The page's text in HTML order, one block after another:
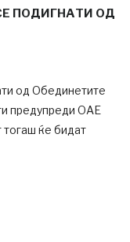
ПОДИГНАТИ ОД
од Обединетите
предупреди ОАЕ
тогаш ќе бидат